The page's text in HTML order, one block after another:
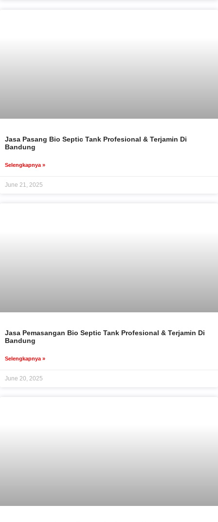
Jasa Pasang Bio Septic Tank Profesional & Terjamin Di
Bandung
Selengkapnya »
June 21, 2025
Jasa Pemasangan Bio Septic Tank Profesional & Terjamin Di
Bandung
Selengkapnya »
June 20, 2025